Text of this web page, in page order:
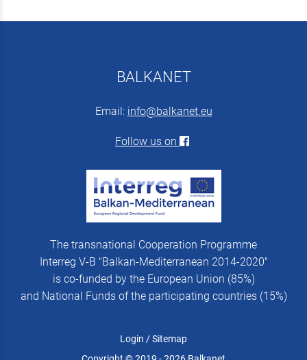
BALKANET
Email: info@balkanet.eu
Follow us on
The transnational Cooperation Programme
Interreg V-B "Balkan-Mediterranean 2014-2020"
is co-funded by the European Union (85%)
and National Funds of the participating countries (15%)
Login /Sitemap